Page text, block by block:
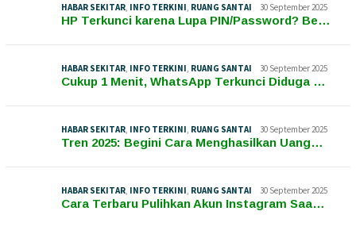
HABAR SEKITAR, INFO TERKINI, RUANG SANTAI 30 September 2025
HP Terkunci karena Lupa PIN/Password? Be…
HABAR SEKITAR, INFO TERKINI, RUANG SANTAI 30 September 2025
Cukup 1 Menit, WhatsApp Terkunci Diduga …
HABAR SEKITAR, INFO TERKINI, RUANG SANTAI 30 September 2025
Tren 2025: Begini Cara Menghasilkan Uang…
HABAR SEKITAR, INFO TERKINI, RUANG SANTAI 30 September 2025
Cara Terbaru Pulihkan Akun Instagram Saa…